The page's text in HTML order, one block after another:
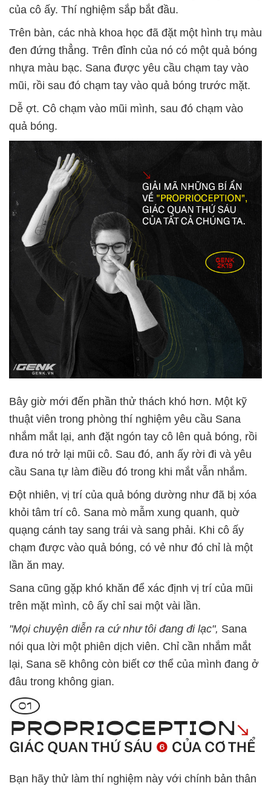
của cô ấy. Thí nghiệm sắp bắt đầu.
Trên bàn, các nhà khoa học đã đặt một hình trụ màu
đen đứng thẳng. Trên đỉnh của nó có một quả bóng
nhựa màu bạc. Sana được yêu cầu chạm tay vào
mũi, rồi sau đó chạm tay vào quả bóng trước mặt.
Dễ ợt. Cô chạm vào mũi mình, sau đó chạm vào
quả bóng.
Bây giờ mới đến phần thử thách khó hơn. Một kỹ
thuật viên trong phòng thí nghiệm yêu cầu Sana
nhắm mắt lại, anh đặt ngón tay cô lên quả bóng, rồi
đưa nó trở lại mũi cô. Sau đó, anh ấy rời đi và yêu
cầu Sana tự làm điều đó trong khi mắt vẫn nhắm.
Đột nhiên, vị trí của quả bóng dường như đã bị xóa
khỏi tâm trí cô. Sana mò mẫm xung quanh, quờ
quạng cánh tay sang trái và sang phải. Khi cô ấy
chạm được vào quả bóng, có vẻ như đó chỉ là một
lần ăn may.
Sana cũng gặp khó khăn để xác định vị trí của mũi
trên mặt mình, cô ấy chỉ sai một vài lần.
"Mọi chuyện diễn ra cứ như tôi đang đi lạc", Sana
nói qua lời một phiên dịch viên. Chỉ cần nhắm mắt
lại, Sana sẽ không còn biết cơ thể của mình đang ở
đâu trong không gian.
Bạn hãy thử làm thí nghiệm này với chính bản thân